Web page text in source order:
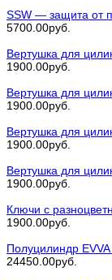
SSW — защита от
5700.00руб.
Вертушка для
1900.00руб.
Вертушка для
1900.00руб.
Вертушка для
1900.00руб.
Вертушка для
1900.00руб.
Ключи с
1900.00руб.
Полуцилиндр
24450.00руб.